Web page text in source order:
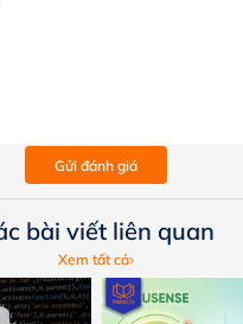
Gửi đánh giá
bài viết liên quan
Xem tất cả